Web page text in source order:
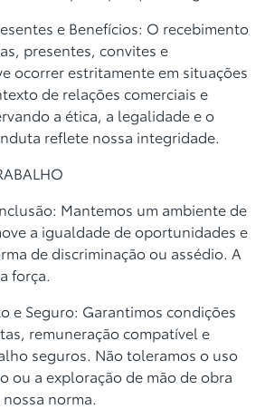
e Benefícios: O recebimento
presentes, convites e
ocorrer estritamente em situações
de relações comerciais e
a ética, a legalidade e o
reflete nossa integridade.
Mantemos um ambiente de
a igualdade de oportunidades e
de discriminação ou assédio. A
força.
e Seguro: Garantimos condições
remuneração compatível e
seguros. Não toleramos o uso
ou a exploração de mão de obra
nossa norma.